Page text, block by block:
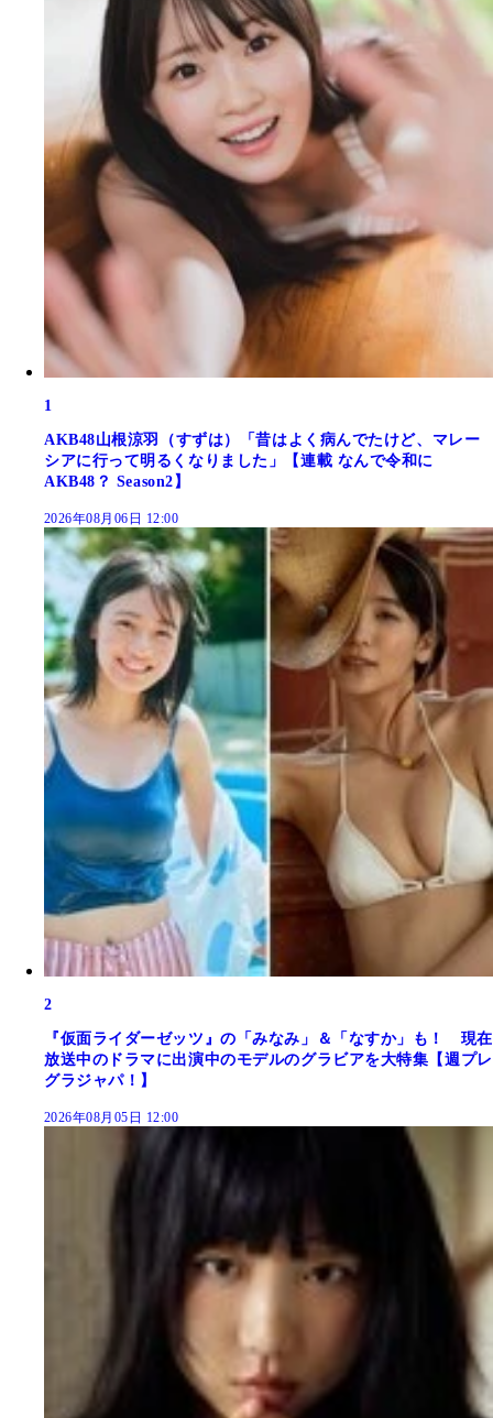
1
AKB48山根涼羽（すずは）「昔はよく病んでたけど、マレー
シアに行って明るくなりました」【連載 なんで令和に
AKB48？ Season2】
2026年08月06日 12:00
2
『仮面ライダーゼッツ』の「みなみ」＆「なすか」も！ 現在
放送中のドラマに出演中のモデルのグラビアを大特集【週プレ
グラジャパ！】
2026年08月05日 12:00